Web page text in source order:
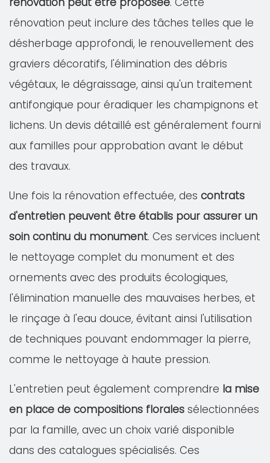
rénovation peut inclure des tâches telles que le
désherbage approfondi, le renouvellement des
graviers décoratifs, l'élimination des débris
végétaux, le dégraissage, ainsi qu'un traitement
antifongique pour éradiquer les champignons et
lichens. Un devis détaillé est généralement fourni
aux familles pour approbation avant le début
des travaux.
Une fois la rénovation effectuée, des contrats
d'entretien peuvent être établis pour assurer un
soin continu du monument. Ces services incluent
le nettoyage complet du monument et des
ornements avec des produits écologiques,
l'élimination manuelle des mauvaises herbes, et
le rinçage à l'eau douce, évitant ainsi l'utilisation
de techniques pouvant endommager la pierre,
comme le nettoyage à haute pression.
L'entretien peut également comprendre la mise
en place de compositions florales sélectionnées
par la famille, avec un choix varié disponible
dans des catalogues spécialisés. Ces